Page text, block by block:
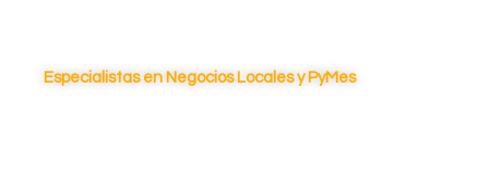
Especialistas en Negocios Locales y PyMes